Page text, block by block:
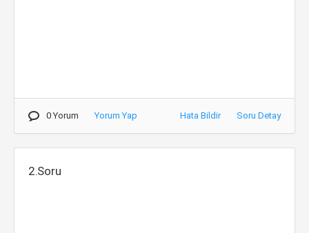
0 Yorum Yorum Yap Hata Bildir Soru Detay
2.Soru